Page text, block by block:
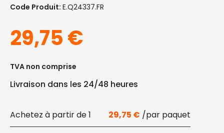
Code Produit: E.Q24337.FR
29,75€
TVA non comprise
Livraison dans les 24/48 heures
1 29,75 €